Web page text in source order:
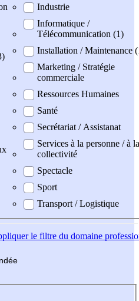
Industrie
Informatique /
Télécommunication (1)
Installation / Maintenance
Marketing / Stratégie
commerciale
Ressources Humaines
Santé
Secrétariat / Assistanat
Services à la personne / à la
collectivité
Spectacle
Sport
Transport / Logistique
le filtre du domaine